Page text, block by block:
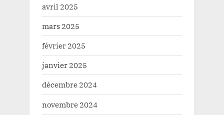
avril 2025
mars 2025
février 2025
janvier 2025
décembre 2024
novembre 2024